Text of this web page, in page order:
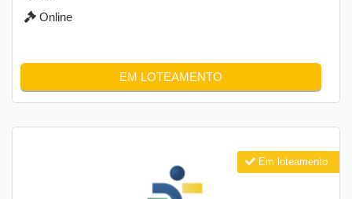
Online
EM LOTEAMENTO
Em loteamento